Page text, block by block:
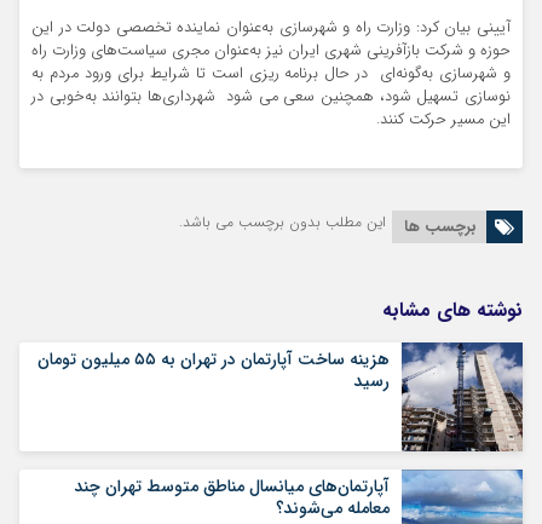
آیینی بیان کرد: وزارت راه و شهرسازی به‌عنوان نماینده تخصصی دولت در این
حوزه و شرکت بازآفرینی شهری ایران نیز به‌عنوان مجری سیاست‌های وزارت راه
و شهرسازی به‌گونه‌ای در حال برنامه ریزی است تا شرایط برای ورود مردم به
نوسازی تسهیل شود، همچنین سعی می شود شهرداری‌ها بتوانند به‌خوبی در
این مسیر حرکت کنند.
برچسب ها این مطلب بدون برچسب می باشد.
نوشته های مشابه
هزینه ساخت آپارتمان در تهران به ۵۵ میلیون تومان
رسید
آپارتمان‌های میانسال‌ مناطق متوسط تهران چند
معامله می‌شوند؟